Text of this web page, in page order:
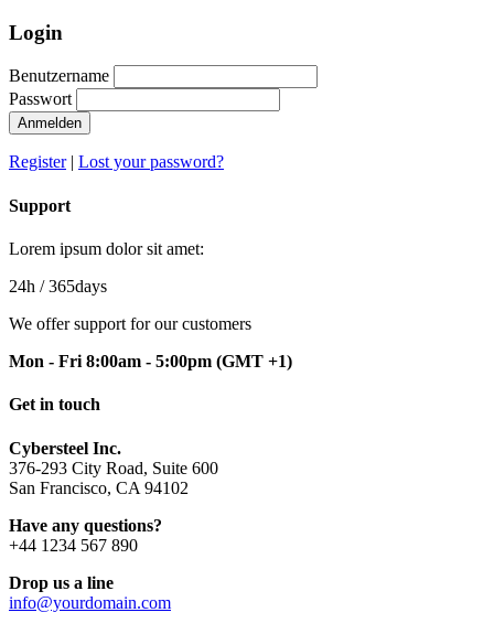
Login
Benutzername
Passwort
Anmelden
Register| Lost your password?
Support
Lorem ipsum dolor sit amet:
24h / 365days
We offer support for our customers
Mon - Fri 8:00am - 5:00pm (GMT +1)
Get in touch
Cybersteel Inc.
376-293 City Road, Suite 600
San Francisco, CA 94102
Have any questions?
+44 1234 567 890
Drop us a line
info@yourdomain.com